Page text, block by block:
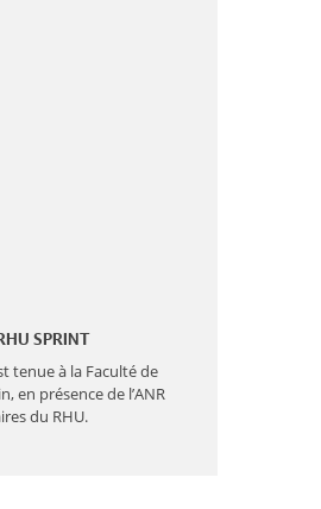
SPRINT
tenue à la Faculté de
en présence de l’ANR
du RHU.